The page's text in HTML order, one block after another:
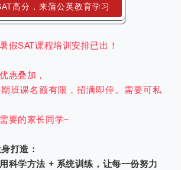
高分，来蒲公英教育学习
假SAT课程培训安排已出！
惠叠加，
班课名额有限，招满即停。需要可私
要的家长同学~
打造 ：
科学方法 + 系统训练，让每一份努力